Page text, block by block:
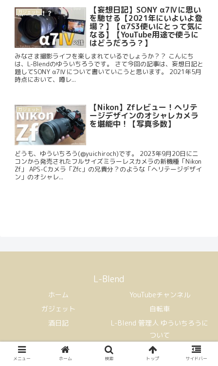
ガジェット 【妄想日記】SONY α7Ⅳに思い
を馳せる【2021年にいよいよ登
場？】【α7S3使いにとって気に
なる】【YouTube用途で使うに
はどうだろう？】
みなさま撮影ライフを楽しまれているでしょうか？？ こんにち
は、L-Blendのゆういちろうです。 さて今回の記事は、妄想日記と
題してSONY α7Ⅳについて書いていこうと思います。 2021年5月
時点において、噂レ...
ガジェット 【Nikon】Zfレビュー！ヘリテ
ージデザインのオシャレカメラ
を堪能中！【写真多数】
どうも、ゆういちろう(@yuichiroch)です。 2023年9月20日にニ
コンから発売されたフルサイズミラーレスカメラの新機種「Nikon
Zf」 APS-Cカメラ「Zfc」の兄貴分？のような「ヘリテージデザイ
ン」のオシャレ...
L-Blend
ホーム
YouTubeチャンネル
ガジェット
自転車
酒日記
L-Blend 管理人 ゆういちろうに
ついて
Copyright © 2021 L-Blend All Rights Reserved.
メニュー ホーム 検索 トップ サイドバー